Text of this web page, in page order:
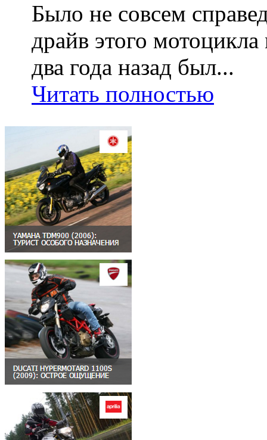
Было не совсем
драйв этого
два года назад был...
Читать полностью